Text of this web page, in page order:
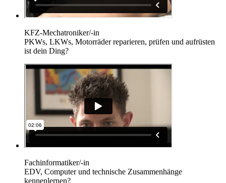
KFZ-Mechatroniker/-in
PKWs, LKWs, Motorräder reparieren, prüfen und aufrüsten
ist dein Ding?
Fachinformatiker/-in
EDV, Computer und technische Zusammenhänge
kennenlernen?